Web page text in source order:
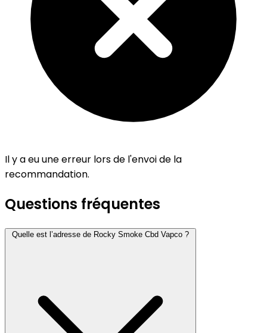
Il y a eu une erreur lors de l'envoi de la
recommandation.
Questions fréquentes
Quelle est l’adresse de Rocky Smoke Cbd Vapco ?